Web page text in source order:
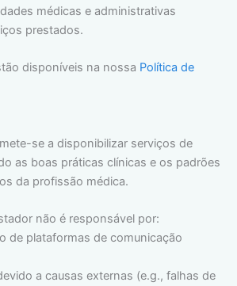
médicas e administrativas
prestados.
disponíveis na nossa Política de
se a disponibilizar serviços de
as boas práticas clínicas e os padrões
da profissão médica.
não é responsável por:
de plataformas de comunicação
a causas externas (e.g., falhas de